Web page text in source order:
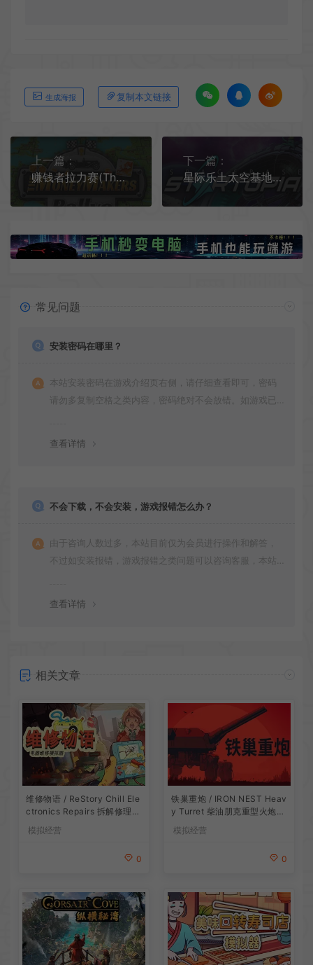
生成海报 复制本文链接
上一篇：
赚钱者拉力赛(The MoneyMakers Rallye)简中|PC|SIM|回合制大富翁模拟游戏
下一篇：
星际乐土太空基地(Spacebase Startopia)简中|PC|SIM|太空建造策略模拟游戏
常见问题
安装密码在哪里？
本站安装密码在游戏介绍页右侧，请仔细查看即可，密码
请勿多复制空格之类内容，密码绝对不会放错。如游戏已
查看详情
不会下载，不会安装，游戏报错怎么办？
由于咨询人数过多，本站目前仅为会员进行操作和解答，
不过如安装报错，游戏报错之类问题可以咨询客服，本站
查看详情
相关文章
维修物语 / ReStory Chill Ele
ctronics Repairs 拆解修理模
模拟经营
0
铁巢重炮 / IRON NEST Heav
y Turret 柴油朋克重型火炮游
模拟经营
0